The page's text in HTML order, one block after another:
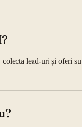
lead-uri și oferi